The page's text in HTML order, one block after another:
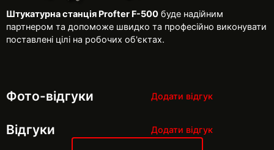
Штукатурна станція Profter F-500 буде надійним
партнером та допоможе швидко та професійно виконувати
поставлені цілі на робочих об'єктах.
Фото-відгуки Додати відгук
Відгуки Додати відгук